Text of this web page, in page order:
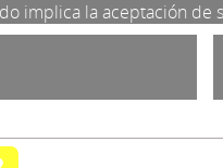
implica la aceptación de